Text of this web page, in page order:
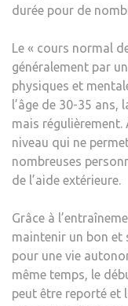
durée pour de
Le « cours normal
généralement par
physiques et
l’âge de 30-35
mais
niveau qui ne
nombreuses
de l’aide extérieure.
Grâce à
maintenir un bon
pour une vie
même temps, le
peut être reporté et